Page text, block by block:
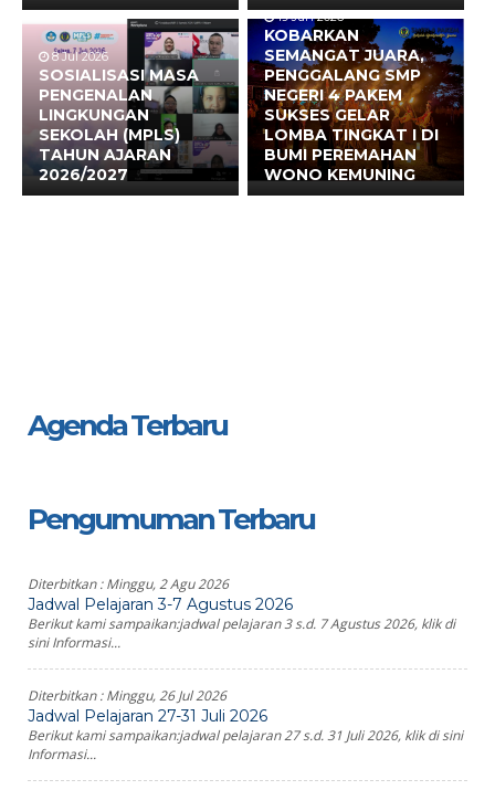
8 Jul 2026
SOSIALISASI MASA
PENGENALAN
LINGKUNGAN
SEKOLAH (MPLS)
TAHUN AJARAN
2026/2027
19 Jun 2026
KOBARKAN
SEMANGAT JUARA,
PENGGALANG SMP
NEGERI 4 PAKEM
SUKSES GELAR
LOMBA TINGKAT I DI
BUMI PEREMAHAN
WONO KEMUNING
Agenda Terbaru
Pengumuman Terbaru
Diterbitkan :Minggu, 2 Agu 2026
Jadwal Pelajaran 3-7 Agustus 2026
Berikut kami sampaikan:jadwal pelajaran 3 s.d. 7 Agustus 2026, klik di
sini Informasi...
Diterbitkan :Minggu, 26 Jul 2026
Jadwal Pelajaran 27-31 Juli 2026
Berikut kami sampaikan:jadwal pelajaran 27 s.d. 31 Juli 2026, klik di sini
Informasi...